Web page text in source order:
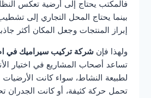
فالمكتب يحتاج إلى أرضية تعكس
بينما يحتاج المحل التجاري إلى
إبراز المنتجات وجعل المكان أكثر
ولهذا فإن شركة تركيب سيراميك في
تساعد أصحاب المشاريع في اختيار
لطبيعة النشاط، سواء كانت الأرضيات
تحمل حركة كثيفة، أو كانت الجدران